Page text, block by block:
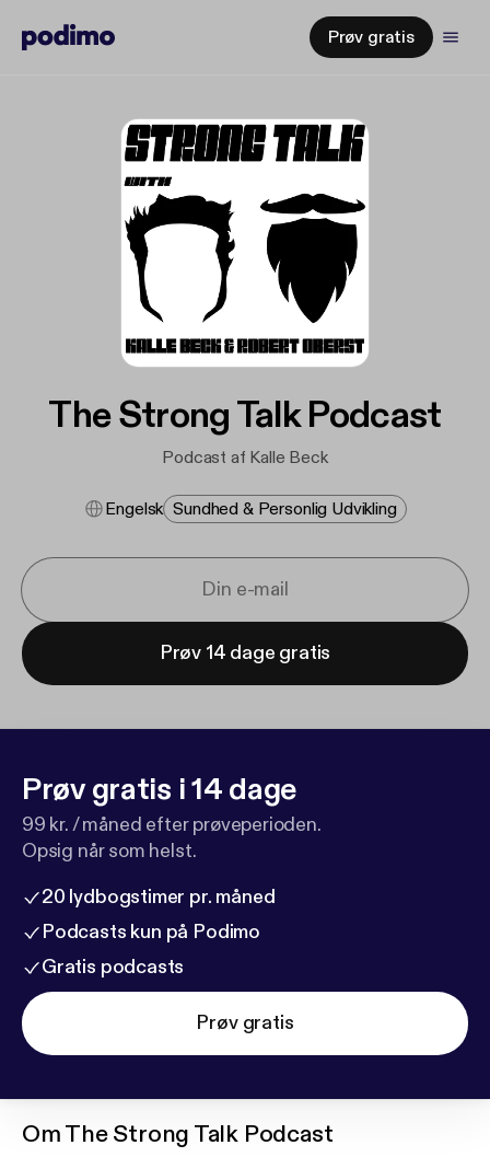
Prøv gratis
The Strong Talk Podcast
Podcast af Kalle Beck
Engelsk Sundhed & Personlig Udvikling
Prøv 14 dage gratis
Prøv gratis i 14 dage
99 kr. / måned efter prøveperioden.
Opsig når som helst.
20 lydbogstimer pr. måned
Podcasts kun på Podimo
Gratis podcasts
Prøv gratis
OmThe Strong Talk Podcast